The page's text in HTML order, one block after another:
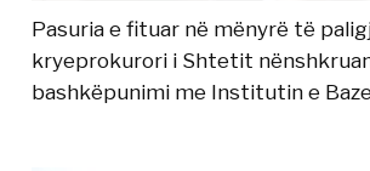
Pasuria e fituar në mënyrë të
kryeprokurori i Shtetit
bashkëpunimi me Institutin e